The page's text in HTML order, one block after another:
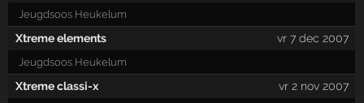
Jeugdsoos Heukelum
Xtreme elements vr 7 dec 2007
Jeugdsoos Heukelum
Xtreme classi-x vr 2 nov 2007